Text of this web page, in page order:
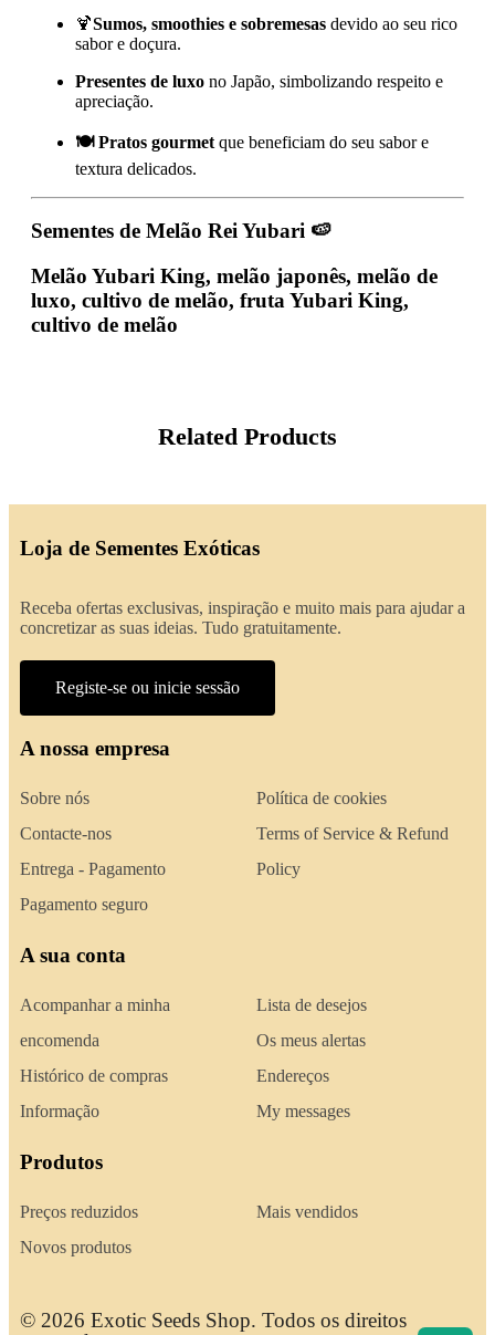
🍹Sumos, smoothies e sobremesas devido ao seu rico
sabor e doçura.
Presentes de luxo no Japão, simbolizando respeito e
apreciação.
🍽️ Pratos gourmet que beneficiam do seu sabor e
textura delicados.
Sementes de Melão Rei Yubari 🍉
Melão Yubari King, melão japonês, melão de
luxo, cultivo de melão, fruta Yubari King,
cultivo de melão
Related Products
Loja de Sementes Exóticas
Receba ofertas exclusivas, inspiração e muito mais para ajudar a
concretizar as suas ideias. Tudo gratuitamente.
Registe-se ou inicie sessão
A nossa empresa
Sobre nós
Contacte-nos
Entrega - Pagamento
Pagamento seguro
Política de cookies
Terms of Service & Refund
Policy
A sua conta
Acompanhar a minha
encomenda
Histórico de compras
Informação
Lista de desejos
Os meus alertas
Endereços
My messages
Produtos
Preços reduzidos
Novos produtos
Mais vendidos
© 2026 Exotic Seeds Shop. Todos os direitos